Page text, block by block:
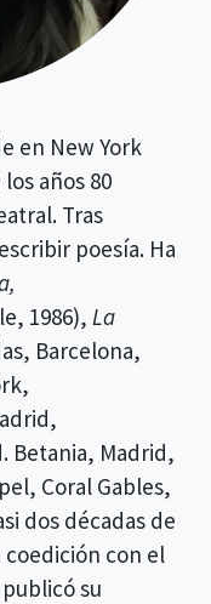
en New York
años 80
Tras
poesía. Ha
1986), La
Barcelona,
Betania, Madrid,
Coral Gables,
dos décadas de
con el
su